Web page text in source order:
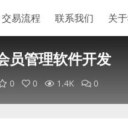
交易流程 联系我们 关
员管理软件开发
0 0 1.4K 0